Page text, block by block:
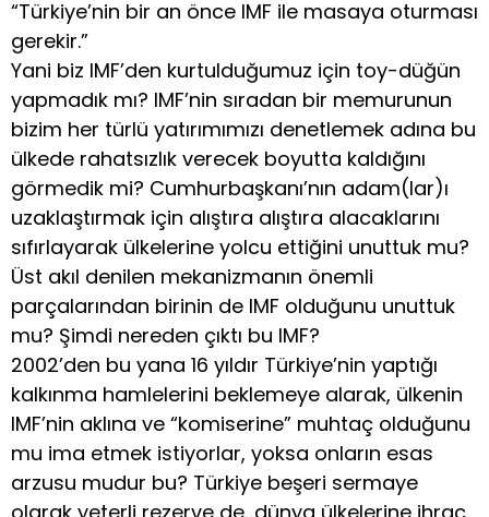
“Türkiye’nin bir an önce IMF ile masaya oturması
gerekir.”
Yani biz IMF’den kurtulduğumuz için toy-düğün
yapmadık mı? IMF’nin sıradan bir memurunun
bizim her türlü yatırımımızı denetlemek adına bu
ülkede rahatsızlık verecek boyutta kaldığını
görmedik mi? Cumhurbaşkanı’nın adam(lar)ı
uzaklaştırmak için alıştıra alıştıra alacaklarını
sıfırlayarak ülkelerine yolcu ettiğini unuttuk mu?
Üst akıl denilen mekanizmanın önemli
parçalarından birinin de IMF olduğunu unuttuk
mu? Şimdi nereden çıktı bu IMF?
2002’den bu yana 16 yıldır Türkiye’nin yaptığı
kalkınma hamlelerini beklemeye alarak, ülkenin
IMF’nin aklına ve “komiserine” muhtaç olduğunu
mu ima etmek istiyorlar, yoksa onların esas
arzusu mudur bu? Türkiye beşeri sermaye